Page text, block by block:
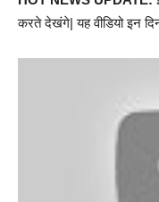
करते देखंगे| यह वीडियो इन